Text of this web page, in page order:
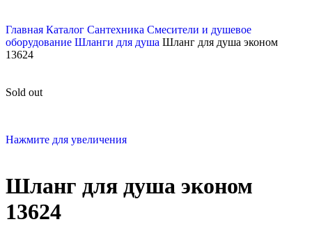
Главная Каталог Сантехника Смесители и душевое
оборудование Шланги для душа Шланг для душа эконом
13624
Sold out
Нажмите для увеличения
Шланг для душа эконом
13624